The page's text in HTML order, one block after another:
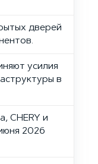
дверей
усилия
в
CHERY и
2026